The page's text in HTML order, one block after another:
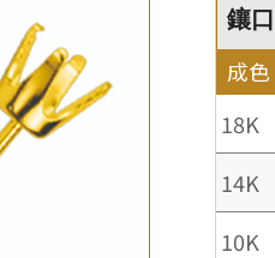
鑲
成色
18K
14K
10K